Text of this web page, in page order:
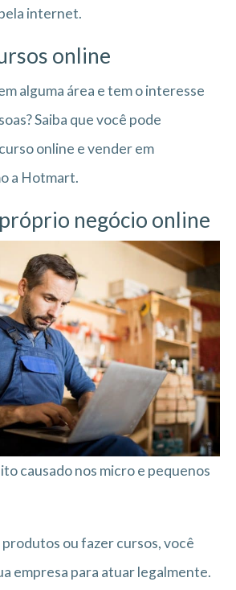
internet.
online
alguma área e tem o interesse
Saiba que você pode
online e vender em
a Hotmart.
negócio online
causado nos micro e pequenos
ou fazer cursos, você
empresa para atuar legalmente.